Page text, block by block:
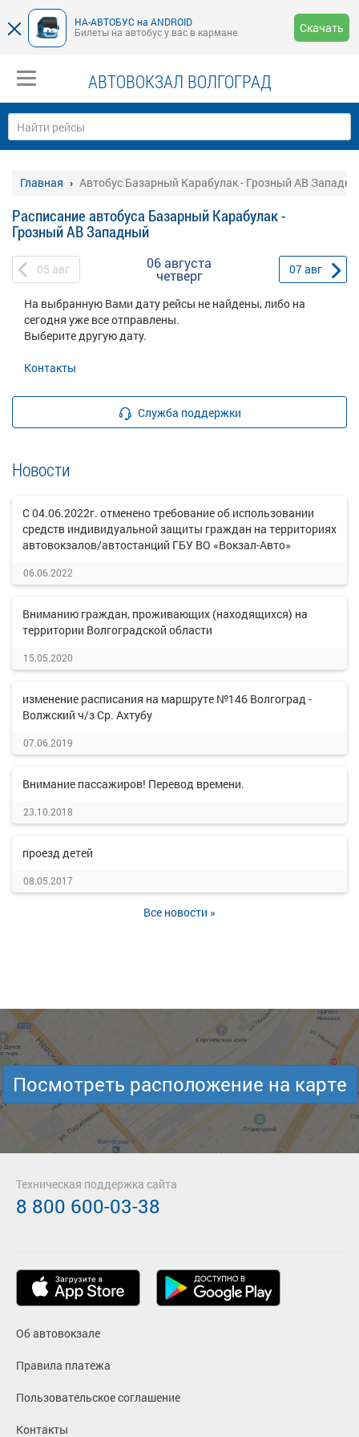
НА-АВТОБУС на ANDROID
Билеты на автобус у вас в кармане
Скачать
АВТОВОКЗАЛ ВОЛГОГРАД
Главная Автобус Базарный Карабулак - Грозный АВ
Расписание автобуса Базарный Карабулак -
Грозный АВ Западный
05 авг 06 августа
четверг 07авг
На выбранную Вами дату рейсы не найдены, либо на
сегодня уже все отправлены.
Выберите другую дату.
Контакты
Служба поддержки
Новости
С 04.06.2022г. отменено требование об использовании
средств индивидуальной защиты граждан на территориях
автовокзалов/автостанций ГБУ ВО «Вокзал-Авто»
06.06.2022
Вниманию граждан, проживающих (находящихся) на
территории Волгоградской области
15.05.2020
изменение расписания на маршруте №146 Волгоград -
Волжский ч/з Ср. Ахтубу
07.06.2019
Внимание пассажиров! Перевод времени.
23.10.2018
проезд детей
08.05.2017
Все новости »
Посмотреть расположение на карте
Об автовокзале
Правила платежа
Пользовательское соглашение
Контакты
Техническая поддержка сайта
8 800 600-03-38